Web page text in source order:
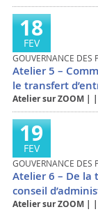
18
FEV
GOUVERNANCE DES
Atelier 5 –
le transfert
Atelier sur ZOOM| |
19
FEV
GOUVERNANCE DES
Atelier 6 – De la
conseil
Atelier sur ZOOM| |